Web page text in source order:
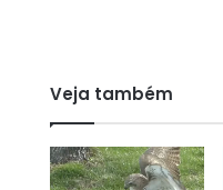
Veja também